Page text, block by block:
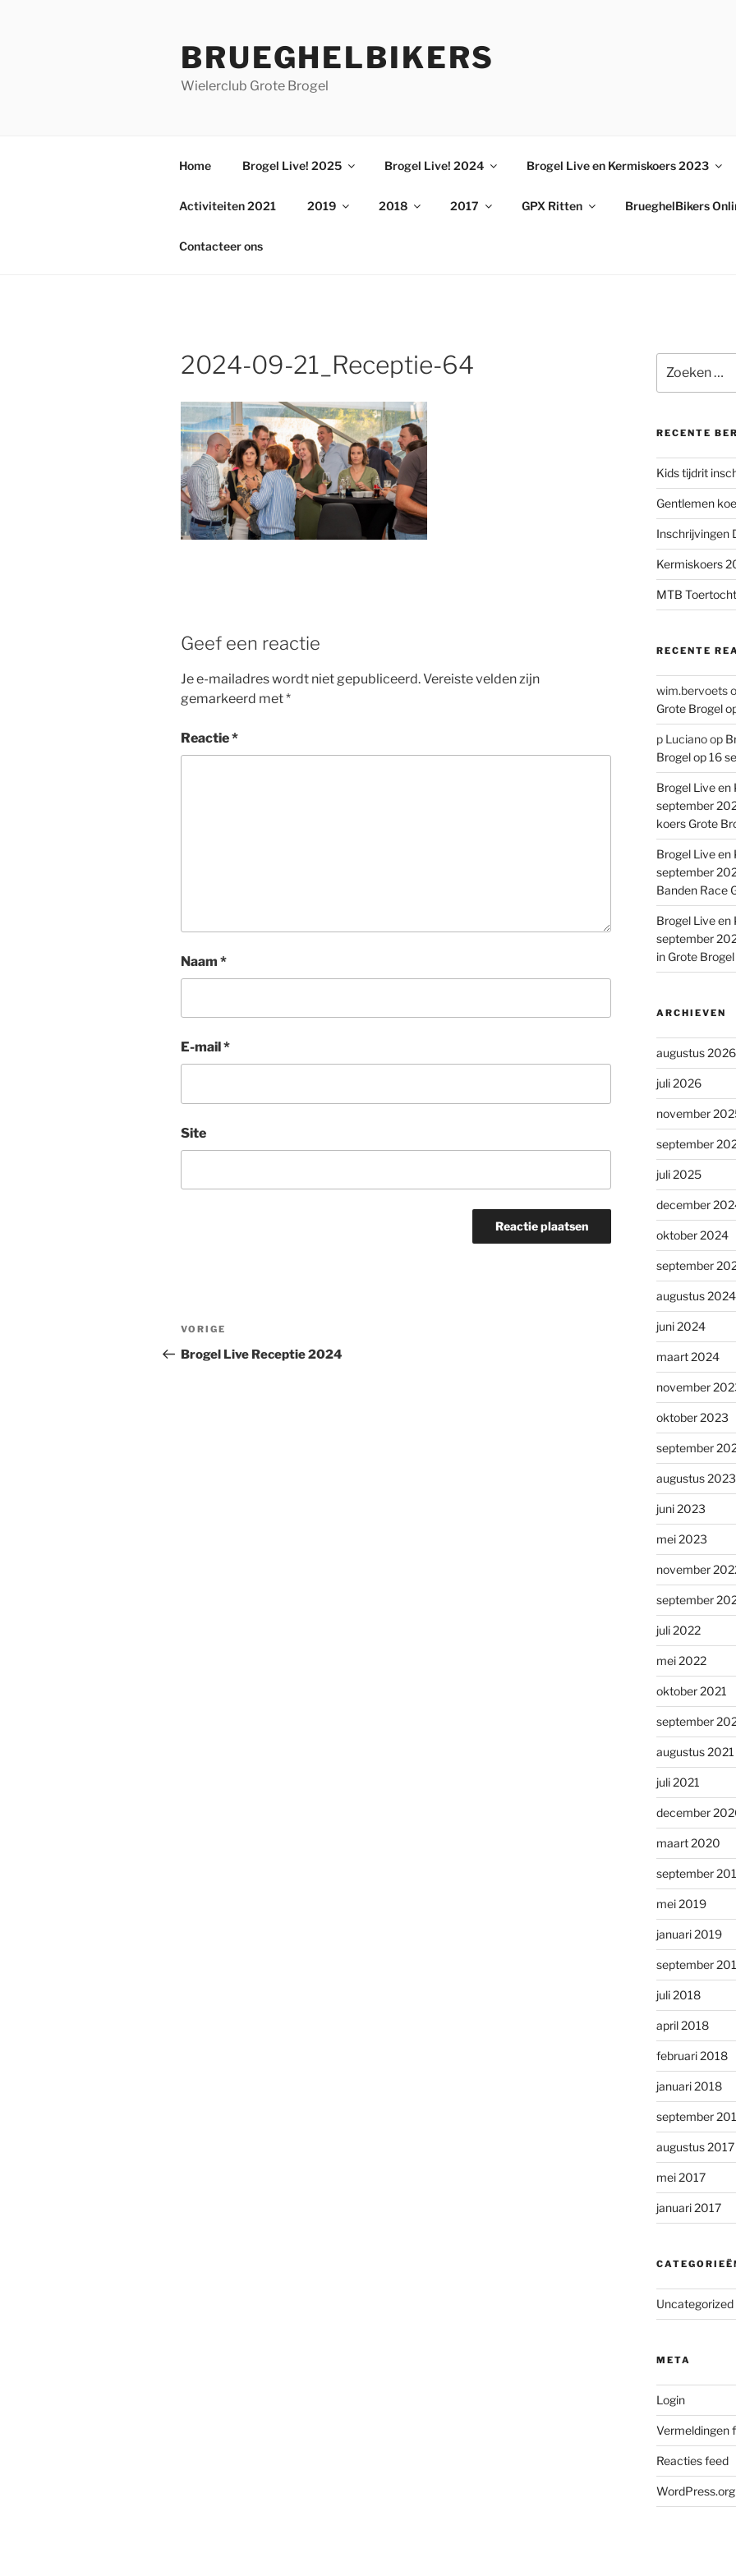
BRUEGHELBIKERS
Wielerclub Grote Brogel
Home Brogel Live! 2025 Brogel Live! 2024 Brogel Live en Kermiskoers 2023
Activiteiten 2021 2019 2018 2017 GPX Ritten BrueghelBikers
Contacteer ons
2024-09-21_Receptie-64
Geef een reactie
Je e-mailadres wordt niet gepubliceerd.Vereiste velden zijn
gemarkeerd met*
Reactie*
Naam *
E-mail *
Site
Bericht
navigatie
Vorig
bericht
VORIGE
Brogel Live Receptie 2024
naar:
RECENTE
Kids tijdrit
Gentlemen
Inschrijvingen
Kermiskoers
MTB
RECENTE
wim.bervoets
Grote Brogel
p Lucianoop
Brogel op 16
Brogel Live en
september
koers Grote
Brogel Live en
september
Banden Race
Brogel Live en
september
in Grote
ARCHIEVEN
augustus 2026
juli 2026
november
september
juli 2025
december
oktober 2024
september
augustus 2024
juni 2024
maart 2024
november
oktober 2023
september
augustus 2023
juni 2023
mei 2023
november
september
juli 2022
mei 2022
oktober 2021
september
augustus 2021
juli 2021
december
maart 2020
september
mei 2019
januari 2019
september
juli 2018
april 2018
februari 2018
januari 2018
september
augustus 2017
mei 2017
januari 2017
Uncategorized
META
Login
Vermeldingen
Reacties feed
WordPress.org